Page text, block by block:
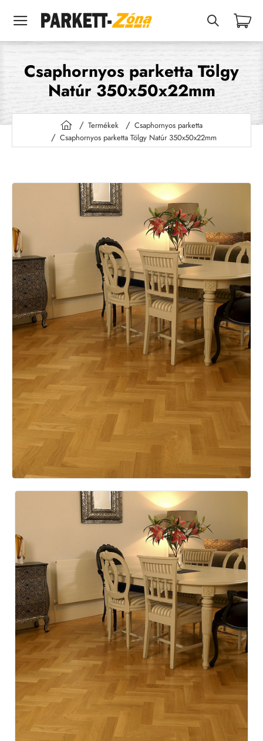
Csaphornyos parketta Tölgy
Natúr 350x50x22mm
h
o
Termékek
Csaphornyos parketta
Csaphornyos parketta Tölgy Natúr 350x50x22mm